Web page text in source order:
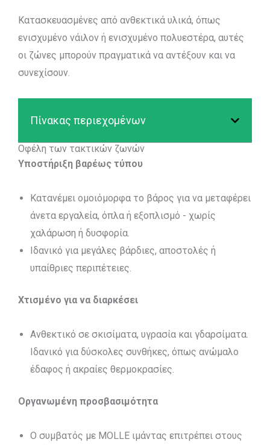
Κατασκευασμένες από ανθεκτικά υλικά, όπως
ενισχυμένο νάιλον ή ενισχυμένο πολυεστέρα, αυτές
οι ζώνες μπορούν πραγματικά να αντέξουν και να
συνεχίσουν.
Πίνακας περιεχομένων
Οφέλη των τακτικών ζωνών
Υποστήριξη βαρέως τύπου
Κατανέμει ομοιόμορφα το βάρος για να μεταφέρει
άνετα εργαλεία, όπλα ή εξοπλισμό - χωρίς
χαλάρωση ή δυσφορία.
Ιδανικό για μεγάλες βάρδιες, αποστολές ή
υπαίθριες περιπέτειες.
Χτισμένο για να διαρκέσει
Ανθεκτικό σε σκισίματα, υγρασία και γδαρσίματα.
Ιδανικό για δύσκολες συνθήκες, όπως ανώμαλο
έδαφος ή ακραίες θερμοκρασίες.
Οργανωμένη προσβασιμότητα
Ο συμβατός με MOLLE ιμάντας επιτρέπει στους